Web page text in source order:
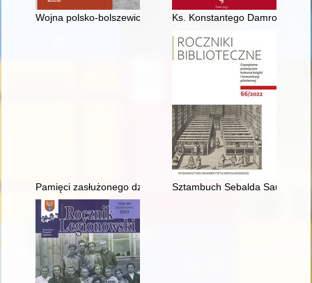
Wojna polsko-bolszewicka 1919-1921 : szkoła
Ks. Konstantego Damrota
Pamięci zasłużonego działacza emigracyjnego Józefa
Sztambuch Sebalda